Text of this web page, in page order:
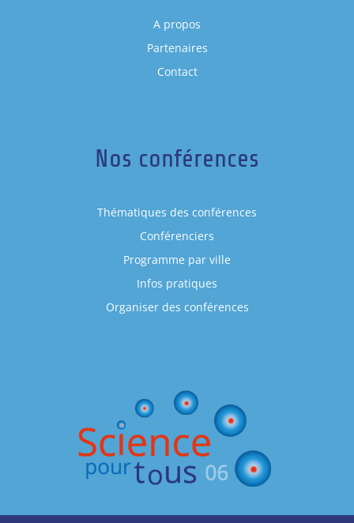
A propos
Partenaires
Contact
Nos conférences
Thématiques des conférences
Conférenciers
Programme par ville
Infos pratiques
Organiser des conférences